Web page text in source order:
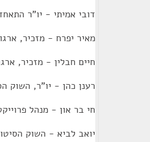
דובי אמיתי - יו"ר
מאיר יפרח - מזכיר,
חיים חבלין - מזכיר,
רענן כהן - יו"ר, השוק
חי בר און - מנהל
יואב לביא - השוק